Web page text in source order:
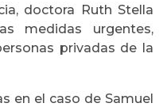
doctora Ruth Stella
medidas urgentes,
privadas de la
en el caso de Samuel